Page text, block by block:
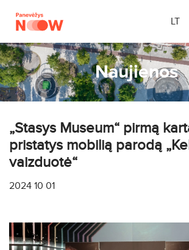
Naujienos
„Stasys Museum“ pirmą
pristatys mobilią parodą
vaizduotė“
2024 10 01